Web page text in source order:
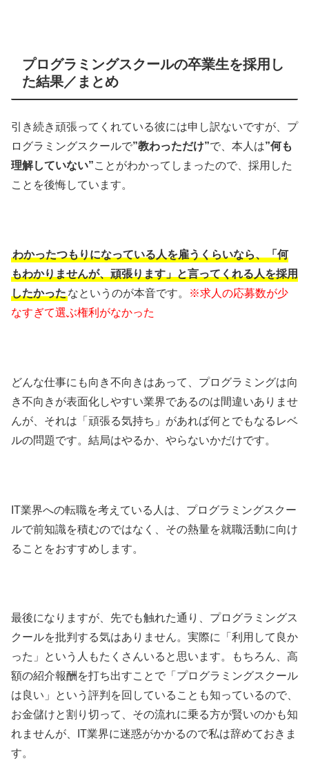
プログラミングスクールの卒業生を採用し
た結果／まとめ
引き続き頑張ってくれている彼には申し訳ないですが、プ
ログラミングスクールで”教わっただけ”で、本人は”何も
理解していない”ことがわかってしまったので、採用した
ことを後悔しています。
わかったつもりになっている人を雇うくらいなら、「何
もわかりませんが、頑張ります」と言ってくれる人を採用
したかった なというのが本音です。
※求人の応募数が少
なすぎて選ぶ権利がなかった
どんな仕事にも向き不向きはあって、プログラミングは向
き不向きが表面化しやすい業界であるのは間違いありませ
んが、それは「頑張る気持ち」があれば何とでもなるレベ
ルの問題です。結局はやるか、やらないかだけです。
IT業界への転職を考えている人は、プログラミングスクー
ルで前知識を積むのではなく、その熱量を就職活動に向け
ることをおすすめします。
最後になりますが、先でも触れた通り、プログラミングス
クールを批判する気はありません。実際に「利用して良か
った」という人もたくさんいると思います。もちろん、高
額の紹介報酬を打ち出すことで「プログラミングスクール
は良い」という評判を回していることも知っているので、
お金儲けと割り切って、その流れに乗る方が賢いのかも知
れませんが、IT業界に迷惑がかかるので私は辞めておきま
す。